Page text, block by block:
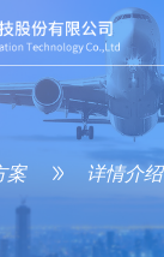
案 详情介绍